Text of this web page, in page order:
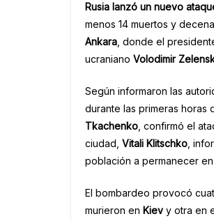
c
e
b
o
o
k
at
s
A
p
p
p
y
Li
n
k
Rusia lanzó un nuevo
menos 14 muertos y
Ankara , donde el
ucraniano Volodimir
Según informaron las
durante las primeras horas
Tkachenko , confirmó el
ciudad, Vitali Klitschko ,
población a permanecer
El bombardeo provocó
murieron en Kiev y otra en